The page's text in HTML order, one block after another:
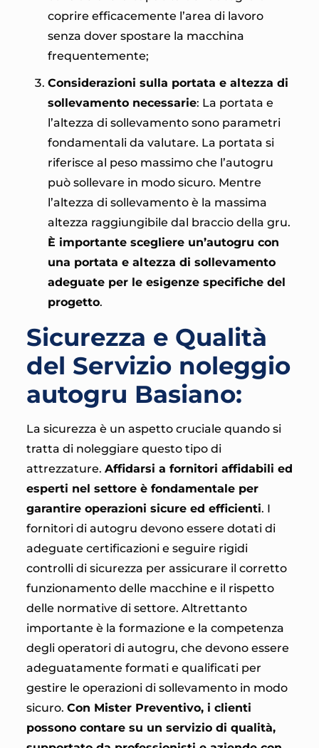
coprire efficacemente l’area di lavoro
senza dover spostare la macchina
frequentemente;
Considerazioni sulla portata e altezza di
sollevamento necessarie: La portata e
l’altezza di sollevamento sono parametri
fondamentali da valutare. La portata si
riferisce al peso massimo che l’autogru
può sollevare in modo sicuro. Mentre
l’altezza di sollevamento è la massima
altezza raggiungibile dal braccio della gru.
È importante scegliere un’autogru con
una portata e altezza di sollevamento
adeguate per le esigenze specifiche del
progetto.
Sicurezza e Qualità
del Servizio noleggio
autogru Basiano:
La sicurezza è un aspetto cruciale quando si
tratta di noleggiare questo tipo di
attrezzature. Affidarsi a fornitori affidabili ed
esperti nel settore è fondamentale per
garantire operazioni sicure ed efficienti. I
fornitori di autogru devono essere dotati di
adeguate certificazioni e seguire rigidi
controlli di sicurezza per assicurare il corretto
funzionamento delle macchine e il rispetto
delle normative di settore. Altrettanto
importante è la formazione e la competenza
degli operatori di autogru, che devono essere
adeguatamente formati e qualificati per
gestire le operazioni di sollevamento in modo
sicuro. Con Mister Preventivo, i clienti
possono contare su un servizio di qualità,